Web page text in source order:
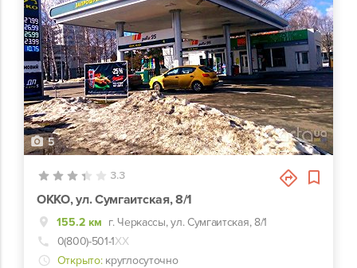
5
3.3
ОККО, ул. Сумгаитская, 8/1
155.2 км г. Черкассы, ул. Сумгаитская, 8/1
0(800)-501-1ХХ
Открыто: круглосуточно